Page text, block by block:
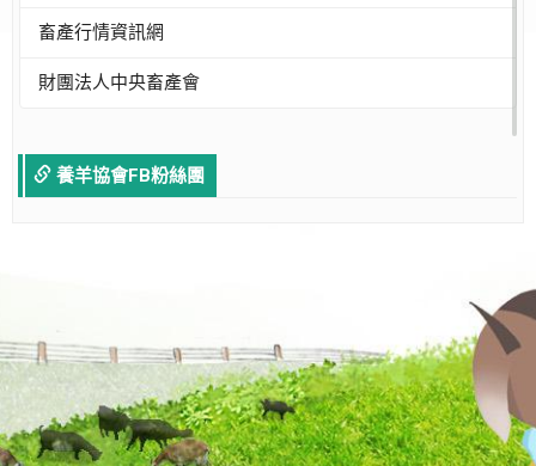
畜產行情資訊網
財團法人中央畜產會
養羊協會FB粉絲團